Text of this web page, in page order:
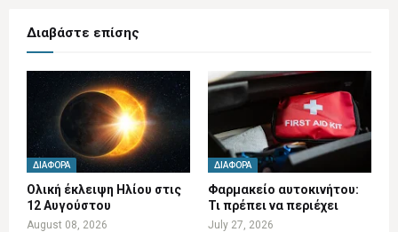
Διαβάστε επίσης
ΔΙΆΦΟΡΑ
Ολική έκλειψη Ηλίου στις
12 Αυγούστου
August 08, 2026
ΔΙΆΦΟΡΑ
Φαρμακείο αυτοκινήτου:
Τι πρέπει να περιέχει
July 27, 2026